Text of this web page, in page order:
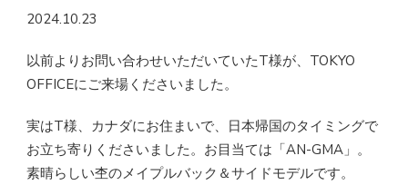
2024.10.23
以前よりお問い合わせいただいていたT様が、TOKYO
OFFICEにご来場くださいました。
実はT様、カナダにお住まいで、日本帰国のタイミングで
お立ち寄りくださいました。お目当ては「AN-GMA」。
素晴らしい杢のメイプルバック＆サイドモデルです。